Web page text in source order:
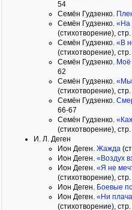
54
Семён Гудзенко.
Семён Гудзенко. «На
(стихотворение),
Семён Гудзенко. «В
(стихотворение),
Семён Гудзенко. Моё
62
Семён Гудзенко. «Мы
(стихотворение),
Семён Гудзенко.
66-67
Семён Гудзенко.
(стихотворение),
И. Л. Деген
Ион Деген. Жажда
Ион Деген. «Воздух
Ион Деген. «Я не
(стихотворение),
Ион Деген. Боевые
Ион Деген. «Ни
(стихотворение), стр.